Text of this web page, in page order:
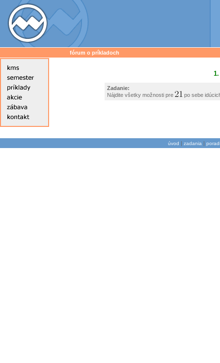
fórum o príkladoch
Zadanie:
Nájdite všetky možnosti pre
po sebe
úvod | zadania |